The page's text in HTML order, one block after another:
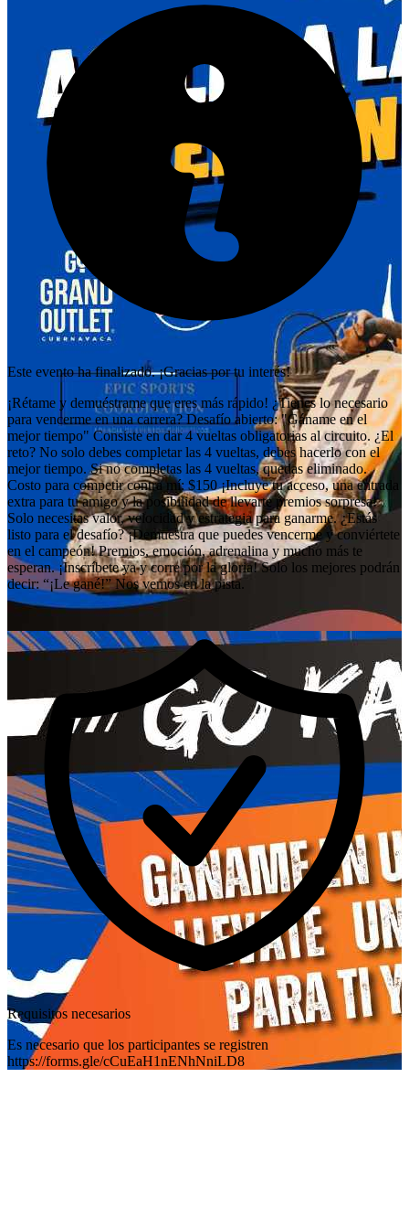
Este evento ha finalizado. ¡Gracias por tu interés!
¡Rétame y demuéstrame que eres más rápido! ¿Tienes lo necesario
para vencerme en una carrera? Desafío abierto: "Gáname en el
mejor tiempo" Consiste en dar 4 vueltas obligatorias al circuito. ¿El
reto? No solo debes completar las 4 vueltas, debes hacerlo con el
mejor tiempo. Si no completas las 4 vueltas, quedas eliminado.
Costo para competir contra mí: $150 ¡Incluye tu acceso, una entrada
extra para tu amigo y la posibilidad de llevarte premios sorpresa!
Solo necesitas valor, velocidad y estrategia para ganarme. ¿Estás
listo para el desafío? ¡Demuestra que puedes vencerme y conviértete
en el campeón! Premios, emoción, adrenalina y mucho más te
esperan. ¡Inscríbete ya y corre por la gloria! Solo los mejores podrán
decir: “¡Le gané!” Nos vemos en la pista.
Requisitos necesarios
Es necesario que los participantes se registren
https://forms.gle/cCuEaH1nENhNniLD8